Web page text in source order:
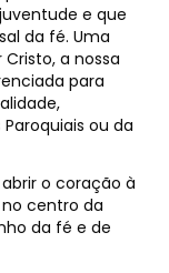
e que
da fé. Uma
a nossa
para
ou da
o coração à
no centro da
da fé e de